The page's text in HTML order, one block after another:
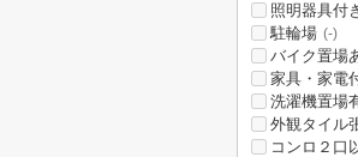
照明器具付
駐輪場 (-)
バイク置場
家具・家電
洗濯機置場
外観タイル
コンロ２口